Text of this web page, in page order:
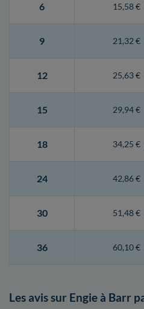
6 15,58 €
9 21,32 €
12 25,63 €
15 29,94 €
18 34,25 €
24 42,86 €
30 51,48 €
36 60,10 €
Les avis sur Engie à Barr